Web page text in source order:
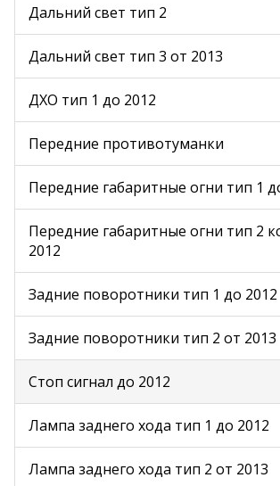
Дальний свет тип 2
Дальний свет тип 3 от 2013
ДХО тип 1 до 2012
Передние противотуманки
Передние габаритные огни тип 1
Передние габаритные огни тип 2
2012
Задние поворотники тип 1 до 2012
Задние поворотники тип 2 от 2013
Стоп сигнал до 2012
Лампа заднего хода тип 1 до 2012
Лампа заднего хода тип 2 от 2013